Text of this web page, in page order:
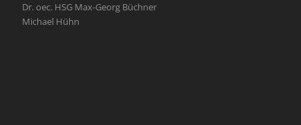
Dr. oec. HSG Max-Georg Büchner
Michael Hühn